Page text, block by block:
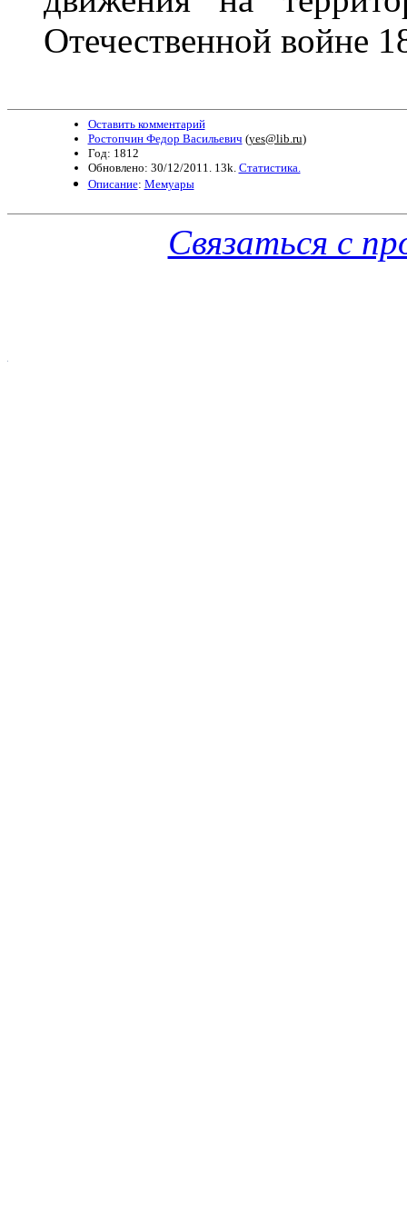
Отечественной войне
Оставить комментарий
Ростопчин Федор Васильевич (yes@lib.ru)
Год: 1812
Обновлено: 30/12/2011. 13k. Статистика.
Описание: Мемуары
Связаться с